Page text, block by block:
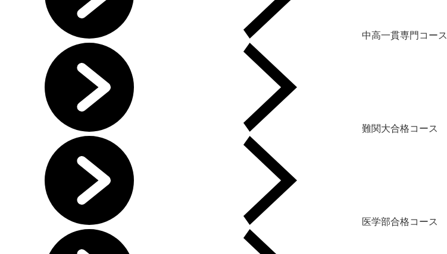
中高一貫専門コース
難関大合格コース
医学部合格コース